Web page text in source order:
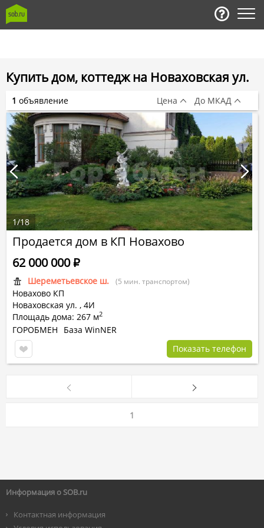
Купить дом, коттедж на Новаховская ул.
Продается дом в КП Новахово
Шереметьевское ш. (5 мин. транспортом)
Новахово КП
Новаховская ул. , 4И
Площадь дома: 267 м2
62 000 000Р
ГОРОБМЕН
База WinNER
Показать телефон
1/18
1 объявление Цена До МКАД
1
Информация о SOB.ru
Контактная информация